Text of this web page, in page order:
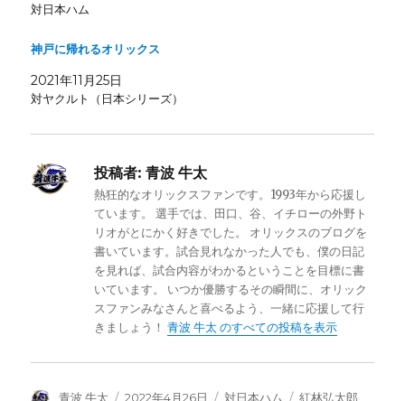
対日本ハム
神戸に帰れるオリックス
2021年11月25日
対ヤクルト（日本シリーズ）
投稿者: 青波 牛太
熱狂的なオリックスファンです。1993年から応援し
ています。 選手では、田口、谷、イチローの外野ト
リオがとにかく好きでした。 オリックスのブログを
書いています。試合見れなかった人でも、僕の日記
を見れば、試合内容がわかるということを目標に書
いています。 いつか優勝するその瞬間に、オリック
スファンみなさんと喜べるよう、一緒に応援して行
きましょう！青波 牛太 のすべての投稿を表示
投
青波 牛太
投
2022年4月26日
カ
対日本ハム
タ
紅林弘太郎